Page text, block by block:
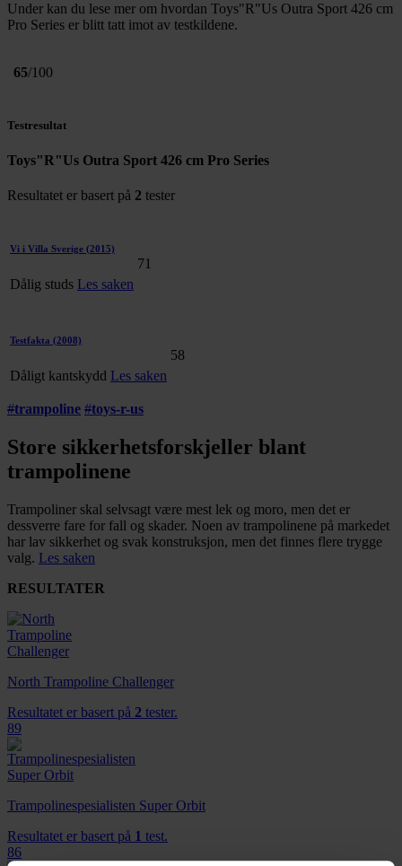
Under kan du lese mer om hvordan Toys"R"Us Outra Sport 426 cm
Pro Series er blitt tatt imot av testkildene.
65/100
Testresultat
Toys"R"Us Outra Sport 426 cm Pro Series
Resultatet er basert på 2 tester
Vi i Villa Sverige (2015)
Dålig studs Les saken
71
Testfakta (2008)
Dåligt kantskydd Les saken
58
#trampoline #toys-r-us
Store sikkerhetsforskjeller blant
trampolinene
Trampoliner skal selvsagt være mest lek og moro, men det er
dessverre fare for fall og skader. Noen av trampolinene på markedet
har lav sikkerhet og svak konstruksjon, men det finnes flere trygge
valg. Les saken
RESULTATER
North Trampoline Challenger
Resultatet er basert på 2 tester.
89
Trampolinespesialisten Super Orbit
Resultatet er basert på 1 test.
86